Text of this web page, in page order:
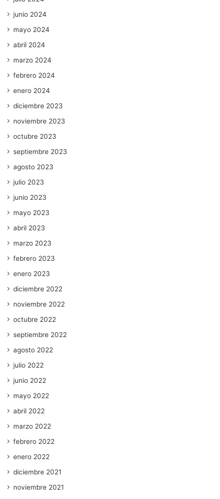
junio 2024
mayo 2024
abril 2024
marzo 2024
febrero 2024
enero 2024
diciembre 2023
noviembre 2023
octubre 2023
septiembre 2023
agosto 2023
julio 2023
junio 2023
mayo 2023
abril 2023
marzo 2023
febrero 2023
enero 2023
diciembre 2022
noviembre 2022
octubre 2022
septiembre 2022
agosto 2022
julio 2022
junio 2022
mayo 2022
abril 2022
marzo 2022
febrero 2022
enero 2022
diciembre 2021
noviembre 2021